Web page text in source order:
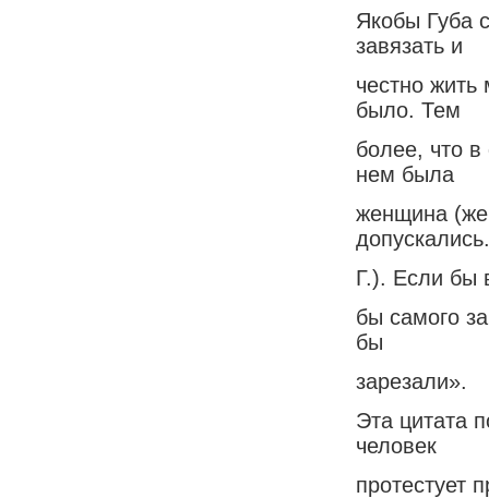
Якобы Губа
завязать и
честно
было. Тем
более, что в
нем была
женщина
Г.). Если бы
бы самого
бы
зарезали».
Эта цитата
человек
протестует